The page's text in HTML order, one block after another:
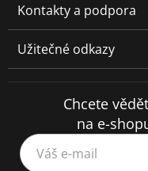
Kontakty a podpora
Užitečné odkazy
Chcete
na e-
Váš e-mail